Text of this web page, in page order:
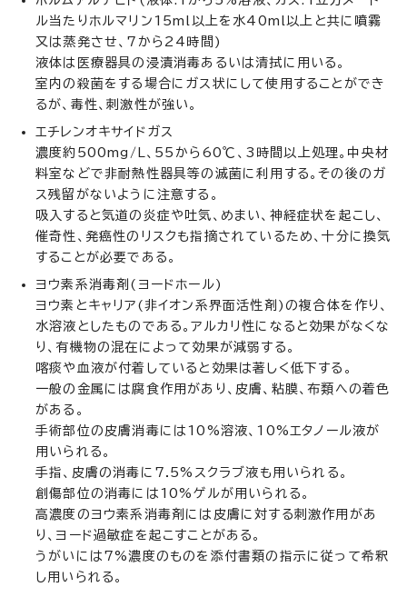
ル当たりホルマリン15ml以上を水40ml以上と共に噴霧
又は蒸発させ、7から24時間)
液体は医療器具の浸漬消毒あるいは清拭に用いる。
室内の殺菌をする場合にガス状にして使用することができ
るが、毒性、刺激性が強い。
エチレンオキサイドガス
濃度約500mg/L、55から60℃、3時間以上処理。中央材
料室などで非耐熱性器具等の滅菌に利用する。その後のガ
ス残留がないように注意する。
吸入すると気道の炎症や吐気、めまい、神経症状を起こし、
催奇性、発癌性のリスクも指摘されているため、十分に換気
することが必要である。
ヨウ素系消毒剤(ヨードホール)
ヨウ素とキャリア(非イオン系界面活性剤)の複合体を作り、
水溶液としたものである。アルカリ性になると効果がなくな
り、有機物の混在によって効果が減弱する。
喀痰や血液が付着していると効果は著しく低下する。
一般の金属には腐食作用があり、皮膚、粘膜、布類への着色
がある。
手術部位の皮膚消毒には10%溶液、10%エタノール液が
用いられる。
手指、皮膚の消毒に7.5%スクラブ液も用いられる。
創傷部位の消毒には10%ゲルが用いられる。
高濃度のヨウ素系消毒剤には皮膚に対する刺激作用があ
り、ヨード過敏症を起こすことがある。
うがいには7%濃度のものを添付書類の指示に従って希釈
し用いられる。